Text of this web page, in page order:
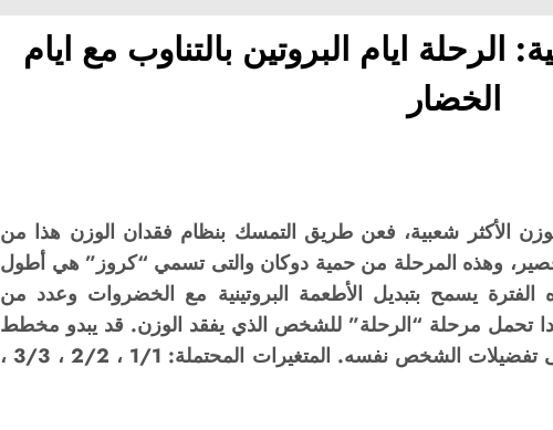
الرحلة ايام البروتين بالتناوب مع ايام
الخضار
الأكثر شعبية، فعن طريق التمسك بنظام فقدان الوزن هذا من
20 كجم في وقت قصير، وهذه المرحلة من حمية دوكان والتى تسمي “كروز” هي أطول
يسمح بتبديل الأطعمة البروتينية مع الخضروات وعدد من
تحمل مرحلة “الرحلة” للشخص الذي يفقد الوزن. قد يبدو مخطط
التناوب مختلفا والذي يعتمد إلى حد كبير على تفضيلات الشخص نفسه. المتغيرات المحتملة: 1/1 ، 2/2 ، 3/3 ،